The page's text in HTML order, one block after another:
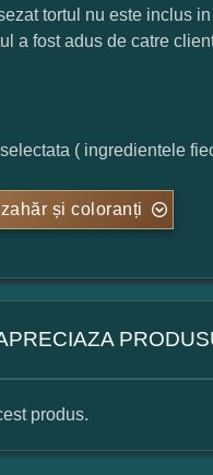
tortul nu este inclus
a fost adus de catre
( ingredientele
și coloranți
produs.